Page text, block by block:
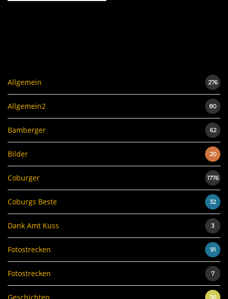
Allgemein 276
Allgemein2 80
Bamberger 62
Bilder 20
Coburger 1776
Coburgs Beste 32
Dank Amt Kuss 3
Fotostrecken 91
Fotostrecken 7